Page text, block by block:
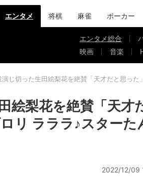
エンタメ 将棋 麻雀 ポーカー
エンタメ総合
映画
音楽
じ切った生田絵梨花を絶賛「天才だと思っ
絵梨花を絶賛「天才
リ ラララ♪スターた
2022/12/09